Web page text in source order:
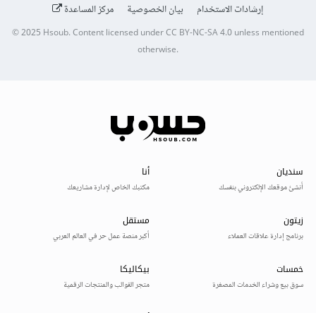
إرشادات الاستخدام
بيان الخصوصية مركز المساعدة
© 2025Hsoub.Content licensed underCC BY-NC-SA 4.0unless mentioned
otherwise.